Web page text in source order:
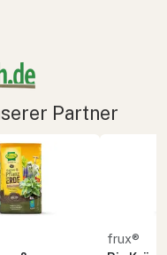
Partner
frux®